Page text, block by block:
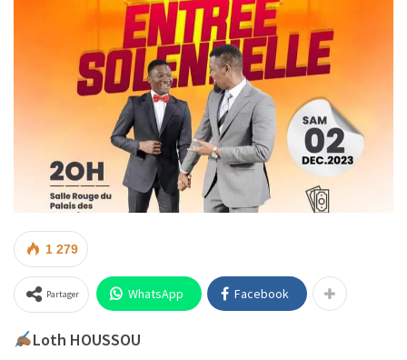
1 279
Partager WhatsApp Facebook
Loth HOUSSOU